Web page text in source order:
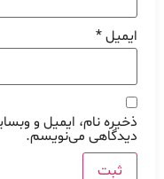
ایمیل*
ذخیره نام، ایمیل و
دیدگاهی می‌نویسم.